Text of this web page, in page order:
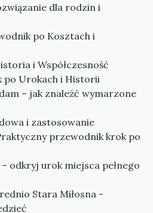
dla rodzin i
po Kosztach i
i Współczesność
po Urokach i Historii
– jak znaleźć wymarzone
i zastosowanie
przewodnik krok po
odkryj urok miejsca pełnego
Stara Miłosna -